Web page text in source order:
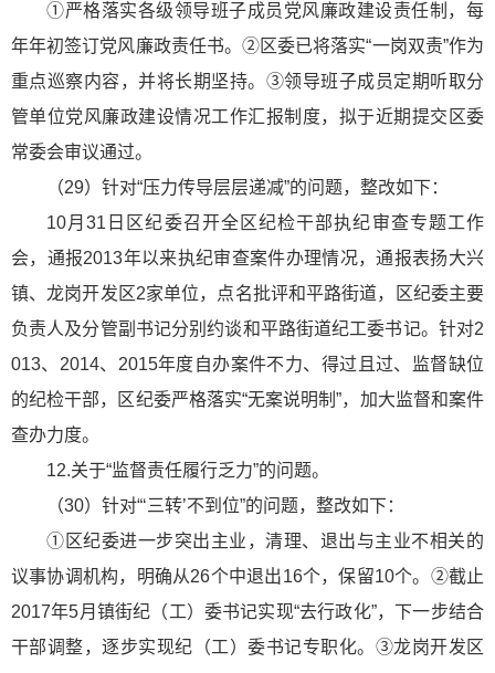
①严格落实各级领导班子成员党风廉政建设责任制，每
年年初签订党风廉政责任书。②区委已将落实“一岗双责”作为
重点巡察内容，并将长期坚持。③领导班子成员定期听取分
管单位党风廉政建设情况工作汇报制度，拟于近期提交区委
常委会审议通过。
（29）针对“压力传导层层递减”的问题，整改如下：
10月31日区纪委召开全区纪检干部执纪审查专题工作
会，通报2013年以来执纪审查案件办理情况，通报表扬大兴
镇、龙岗开发区2家单位，点名批评和平路街道，区纪委主要
负责人及分管副书记分别约谈和平路街道纪工委书记。针对2
013、2014、2015年度自办案件不力、得过且过、监督缺位
的纪检干部，区纪委严格落实“无案说明制”，加大监督和案件
查办力度。
12.关于“监督责任履行乏力”的问题。
（30）针对“‘三转’不到位”的问题，整改如下：
①区纪委进一步突出主业，清理、退出与主业不相关的
议事协调机构，明确从26个中退出16个，保留10个。②截止
2017年5月镇街纪（工）委书记实现“去行政化”，下一步结合
干部调整，逐步实现纪（工）委书记专职化。③龙岗开发区